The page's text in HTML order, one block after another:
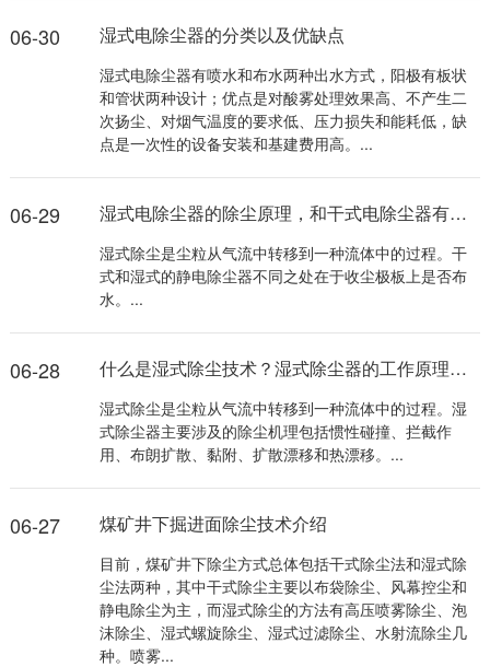
06-30 湿式电除尘器的分类以及优缺点
湿式电除尘器有喷水和布水两种出水方式，阳极有板状
和管状两种设计；优点是对酸雾处理效果高、不产生二
次扬尘、对烟气温度的要求低、压力损失和能耗低，缺
点是一次性的设备安装和基建费用高。...
06-29 湿式电除尘器的除尘原理，和干式电除尘器有什么不同之处？
湿式除尘是尘粒从气流中转移到一种流体中的过程。干
式和湿式的静电除尘器不同之处在于收尘极板上是否布
水。...
06-28 什么是湿式除尘技术？湿式除尘器的工作原理介绍
湿式除尘是尘粒从气流中转移到一种流体中的过程。湿
式除尘器主要涉及的除尘机理包括惯性碰撞、拦截作
用、布朗扩散、黏附、扩散漂移和热漂移。...
06-27 煤矿井下掘进面除尘技术介绍
目前，煤矿井下除尘方式总体包括干式除尘法和湿式除
尘法两种，其中干式除尘主要以布袋除尘、风幕控尘和
静电除尘为主，而湿式除尘的方法有高压喷雾除尘、泡
沫除尘、湿式螺旋除尘、湿式过滤除尘、水射流除尘几
种。喷雾...